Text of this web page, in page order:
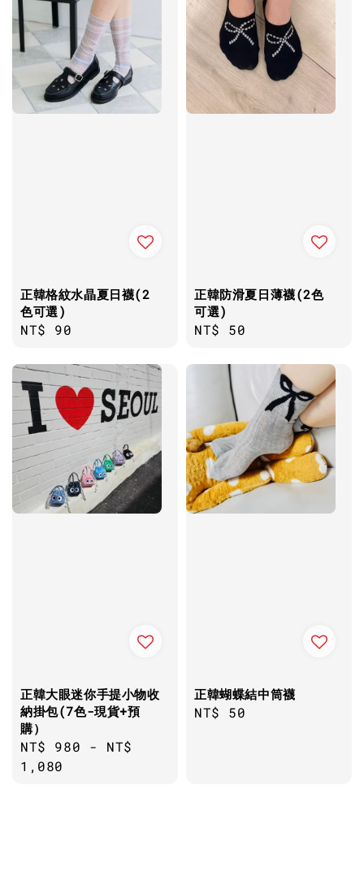
正韓格紋水晶夏日襪(2
色可選)
Regular
NT$ 90
正韓防滑夏日薄襪(2色
可選)
Regular
NT$ 50
正韓大眼迷你手提小物收
納掛包(7色-現貨+預
購）
Regular
price
NT$ 980 - NT$
1,080
正韓蝴蝶結中筒襪
Regular
NT$ 50